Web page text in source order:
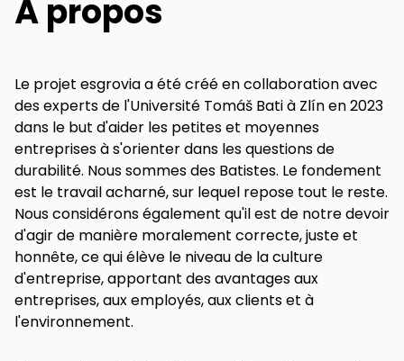
À propos
Le projet esgrovia a été créé en collaboration avec
des experts de l'Université Tomáš Bati à Zlín en 2023
dans le but d'aider les petites et moyennes
entreprises à s'orienter dans les questions de
durabilité. Nous sommes des Batistes. Le fondement
est le travail acharné, sur lequel repose tout le reste.
Nous considérons également qu'il est de notre devoir
d'agir de manière moralement correcte, juste et
honnête, ce qui élève le niveau de la culture
d'entreprise, apportant des avantages aux
entreprises, aux employés, aux clients et à
l'environnement.